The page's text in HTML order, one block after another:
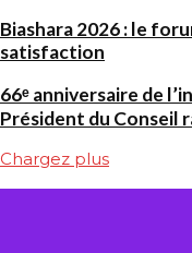
Biashara 2026 : le
satisfaction
66ᵉ anniversaire de
Président du Conseil
Chargez plus